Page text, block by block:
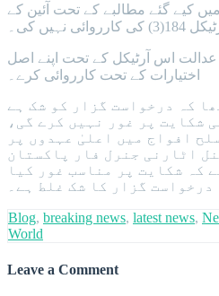
کیے گئے مطالبے کے تحت آئین کے
184(3) کی کارروائی نہیں کی۔
اس آرٹیکل کے تحت اپنے اصل
اختیارات کے تحت کارروائی کرے۔
کہ درخواست گزار کو شک ہے
شکایت پر غور نہیں کرے گی،
افواج میں اعلیٰ عہدوں پر
اٹارنی جنرل فار پاکستان
کہ شکایت پر مناسب غور کیا
گزار کا شک غلط ہے۔
Blog, breaking news, latest news,
World
Leave a Comment